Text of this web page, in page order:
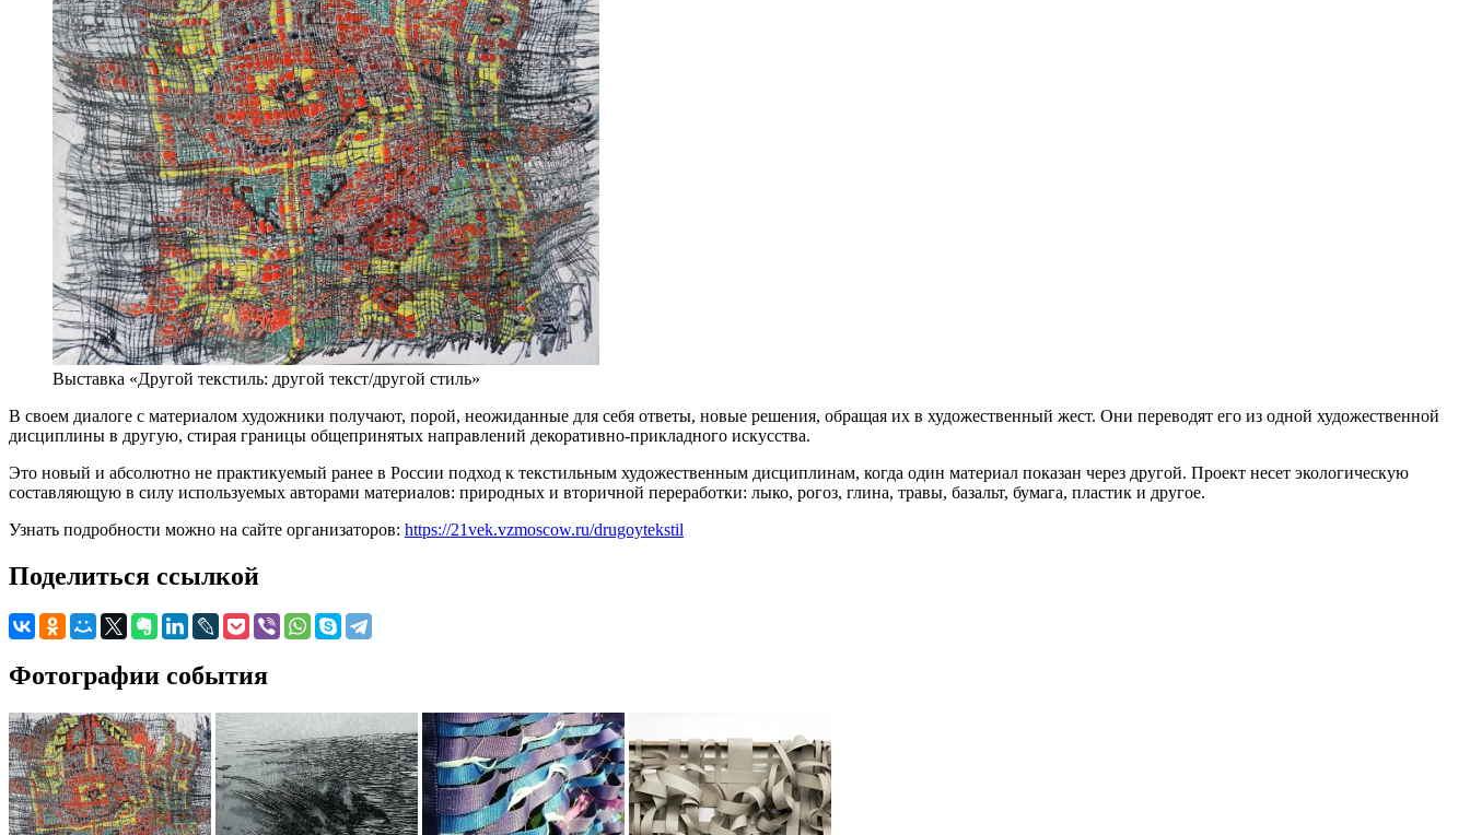
Выставка «Другой текстиль: другой текст/другой стиль»
В своем диалоге с материалом художники получают, порой, неожиданные для себя ответы, новые решения, обращая их в художественный жест. Они переводят его из одной художественной
дисциплины в другую, стирая границы общепринятых направлений декоративно-прикладного искусства.
Это новый и абсолютно не практикуемый ранее в России подход к текстильным художественным дисциплинам, когда один материал показан через другой. Проект несет экологическую
составляющую в силу используемых авторами материалов: природных и вторичной переработки: лыко, рогоз, глина, травы, базальт, бумага, пластик и другое.
Узнать подробности можно на сайте организаторов: https://21vek.vzmoscow.ru/drugoytekstil
Поделиться ссылкой
Фотографии события